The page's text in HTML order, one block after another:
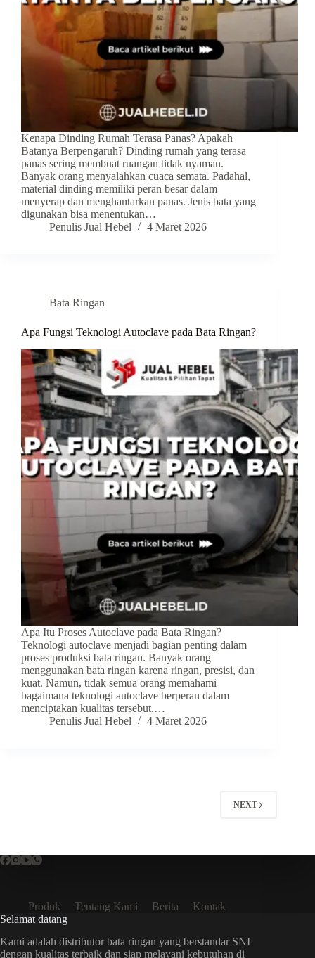
Kenapa Dinding Rumah Terasa Panas? Apakah
Batanya Berpengaruh? Dinding rumah yang terasa
panas sering membuat ruangan tidak nyaman.
Banyak orang menyalahkan cuaca semata. Padahal,
material dinding memiliki peran besar dalam
menyerap dan menghantarkan panas. Jenis bata yang
digunakan bisa menentukan…
Penulis Jual Hebel
4 Maret 2026
Bata Ringan
Apa Fungsi Teknologi Autoclave pada Bata Ringan?
Apa Itu Proses Autoclave pada Bata Ringan?
Teknologi autoclave menjadi bagian penting dalam
proses produksi bata ringan. Banyak orang
menggunakan bata ringan karena ringan, presisi, dan
kuat. Namun, tidak semua orang memahami
bagaimana teknologi autoclave berperan dalam
menciptakan kualitas tersebut.…
Penulis Jual Hebel
4 Maret 2026
NEXT
Produk Tentang Kami Berita
Kontak
Selamat datang
Kami adalah distributor bata ringan yang berstandar SNI
dengan kualitas terbaik dan siap melayani kebutuhan di